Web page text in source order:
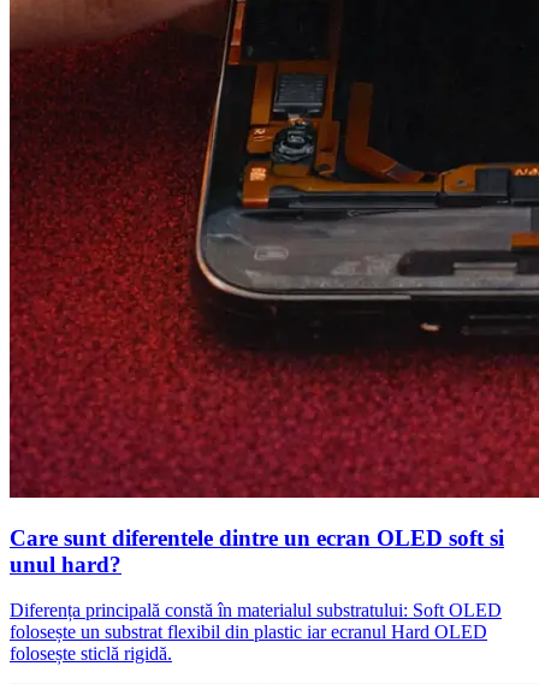
Care sunt diferentele dintre un ecran OLED soft si
unul hard?
Diferența principală constă în materialul substratului: Soft OLED
folosește un substrat flexibil din plastic iar ecranul Hard OLED
folosește sticlă rigidă.